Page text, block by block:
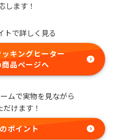
します！
トで詳しく見る
キングヒーター
品ページへ
ムで実物を見ながら
だけます！
ポイント